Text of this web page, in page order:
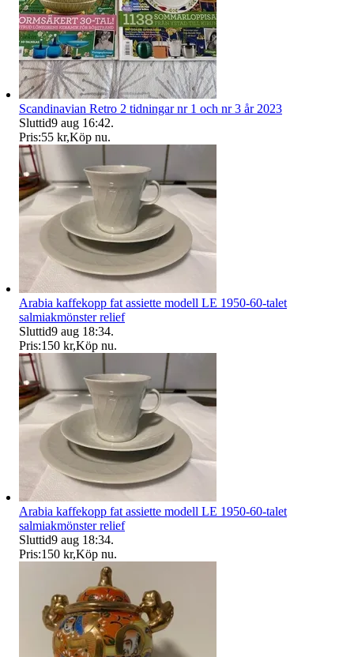
Scandinavian Retro 2 tidningar nr 1 och nr 3 år 2023
Sluttid9 aug 16:42.
Pris:55 kr,Köp nu.
Arabia kaffekopp fat assiette modell LE 1950-60-talet
salmiakmönster relief
Sluttid9 aug 18:34.
Pris:150 kr,Köp nu.
Arabia kaffekopp fat assiette modell LE 1950-60-talet
salmiakmönster relief
Sluttid9 aug 18:34.
Pris:150 kr,Köp nu.